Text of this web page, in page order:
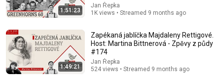
1:51:23
Jan Řepka
1K views • Streamed 9 months ago
1:49:21
Zapékaná jablíčka Majdaleny Rettigové.
Host: Martina Bittnerová - Zpěvy z půdy
#174
Jan Řepka
524 views • Streamed 9 months ago